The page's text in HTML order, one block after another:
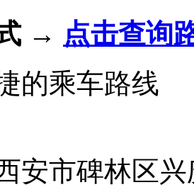
→ 点击查询
的乘车路线
安市碑林区